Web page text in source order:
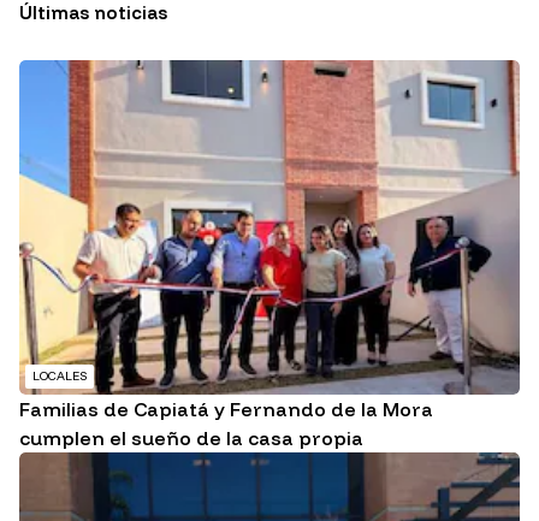
Últimas noticias
LOCALES
Familias de Capiatá y Fernando de la Mora
cumplen el sueño de la casa propia